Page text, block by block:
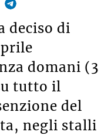
deciso di
domani (3
tutto il
del
negli stalli